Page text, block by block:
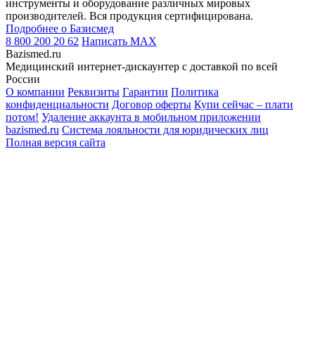
инструменты и оборудование различных мировых
производителей. Вся продукция сертифицирована.
Подробнее о Базисмед
8 800 200 20 62 Написать MAX
Bazismed.ru
Медицинский интернет-дискаунтер с доставкой по всей
России
О компании Реквизиты Гарантии Политика
конфиденциальности Договор оферты Купи сейчас – плати
потом! Удаление аккаунта в мобильном приложении
bazismed.ru Система лояльности для юридических лиц
Полная версия сайта